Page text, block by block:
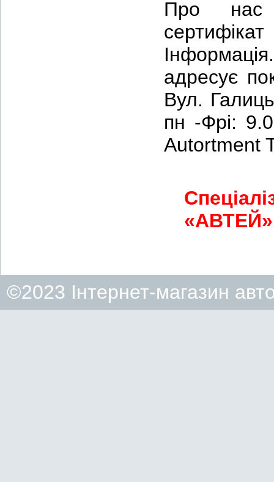
Про нас
адресує
Вул.
пн -Фрі:
Autortment
«АВТЕЙ»
©2023 Інтернет-магазин